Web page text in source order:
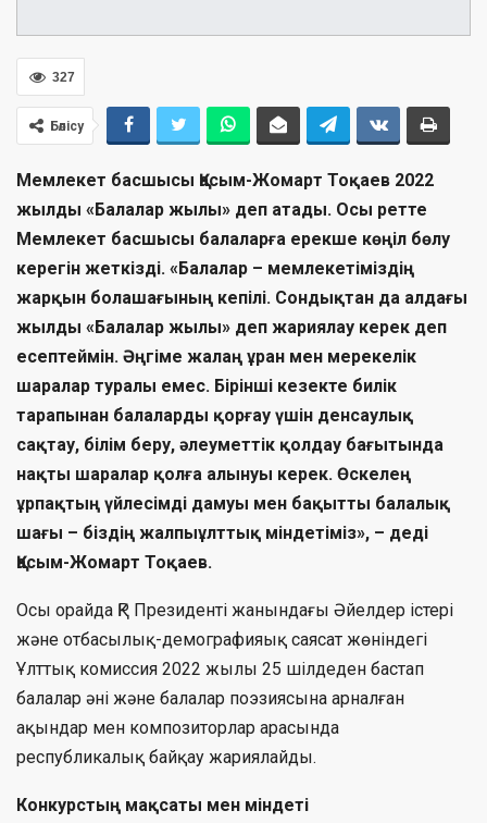
327
Бөлісу
Мемлекет басшысы Қасым-Жомарт Тоқаев 2022
жылды «Балалар жылы» деп атады. Осы ретте
Мемлекет басшысы балаларға ерекше көңіл бөлу
керегін жеткізді. «Балалар – мемлекетіміздің
жарқын болашағының кепілі. Сондықтан да алдағы
жылды «Балалар жылы» деп жариялау керек деп
есептеймін. Әңгіме жалаң ұран мен мерекелік
шаралар туралы емес. Бірінші кезекте билік
тарапынан балаларды қорғау үшін денсаулық
сақтау, білім беру, әлеуметтік қолдау бағытында
нақты шаралар қолға алынуы керек. Өскелең
ұрпақтың үйлесімді дамуы мен бақытты балалық
шағы – біздің жалпыұлттық міндетіміз», – деді
Қасым-Жомарт Тоқаев.
Осы орайда ҚР Президенті жанындағы Әйелдер істері
және отбасылық-демографияық саясат жөніндегі
Ұлттық комиссия 2022 жылы 25 шілдеден бастап
балалар әні және балалар поэзиясына арналған
ақындар мен композиторлар арасында
республикалық байқау жариялайды.
Конкурстың мақсаты мен міндеті